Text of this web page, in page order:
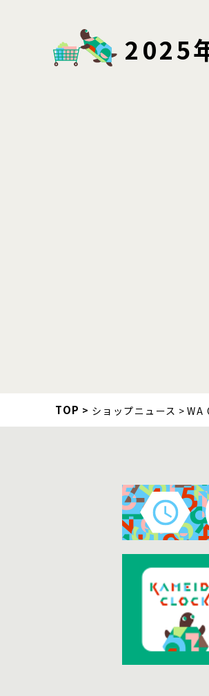
2025
TOP ショップニュース